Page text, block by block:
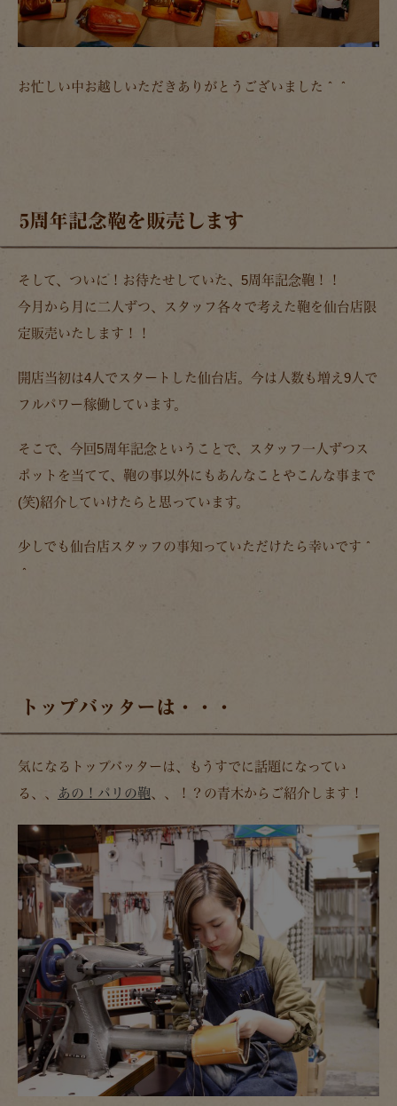
お忙しい中お越しいただきありがとうございました＾＾
5周年記念鞄を販売します
そして、ついに！お待たせしていた、5周年記念鞄！！
今月から月に二人ずつ、スタッフ各々で考えた鞄を仙台店限
定販売いたします！！
開店当初は4人でスタートした仙台店。今は人数も増え9人で
フルパワー稼働しています。
そこで、今回5周年記念ということで、スタッフ一人ずつス
ポットを当てて、鞄の事以外にもあんなことやこんな事まで
(笑)紹介していけたらと思っています。
少しでも仙台店スタッフの事知っていただけたら幸いです＾
＾
トップバッターは・・・
気になるトップバッターは、もうすでに話題になってい
る、、
あの！パリの鞄、、！？の青木からご紹介します！